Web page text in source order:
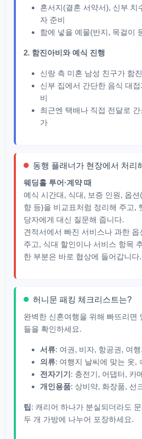
혼서지(결혼 서약서), 신부 치
자 준비
함에 넣을 예물(반지, 목걸이
2. 함진아비와 예식 진행
신랑 측 미혼 남성 친구가 함
신부 집에서 간단한 음식 대
비
최근엔 택배나 직접 전달로
가
동행 플래너가 현장에서 처리
웨딩홀 투어·계약 때
예식 시간대, 식대, 보증 인원, 옵
향 등)을 비교표처럼 정리해 주고,
당자에게 대신 질문해 줍니다.​
견적서에서 빠진 서비스나 과한 옵
주고, 식대 할인이나 서비스 항목
한 부분은 바로 협상에 들어갑니다.
허니문 패킹 체크리스트는?
완벽한 신혼여행을 위해 빠뜨리면
들을 확인하세요.
서류: 여권, 비자, 항공권, 여
의류: 여행지 날씨에 맞는 옷,
전자기기: 충전기, 어댑터, 카
개인용품: 상비약, 화장품, 선
팁 : 캐리어 하나가 분실되더라도
두 개 가방에 나누어 포장하세요.